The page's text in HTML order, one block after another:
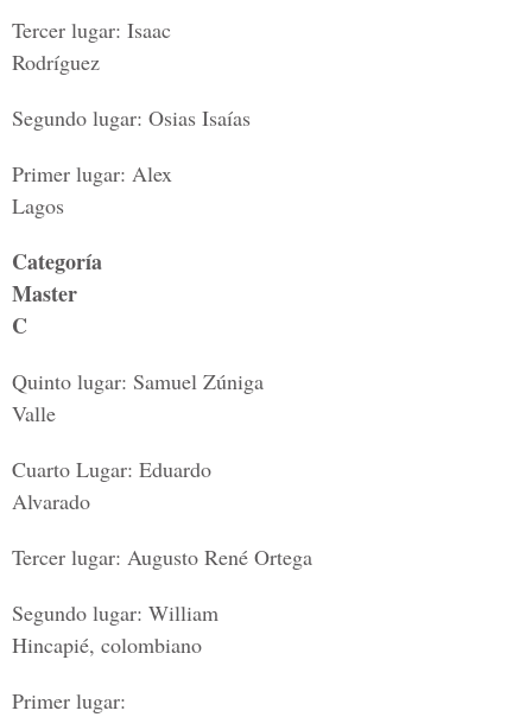
Tercer lugar: Isaac
Rodríguez
Segundo lugar: Osias Isaías
Primer lugar: Alex
Lagos
Categoría
Master
C
Quinto lugar: Samuel Zúniga
Valle
Cuarto Lugar: Eduardo
Alvarado
Tercer lugar: Augusto René Ortega
Segundo lugar: William
Hincapié, colombiano
Primer lugar: